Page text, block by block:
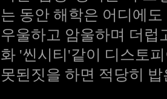
는 동안 해학은 어디에도
우울하고 암울하며 더럽
화 '씬시티'같이 디스토
못된짓을 하면 적당히